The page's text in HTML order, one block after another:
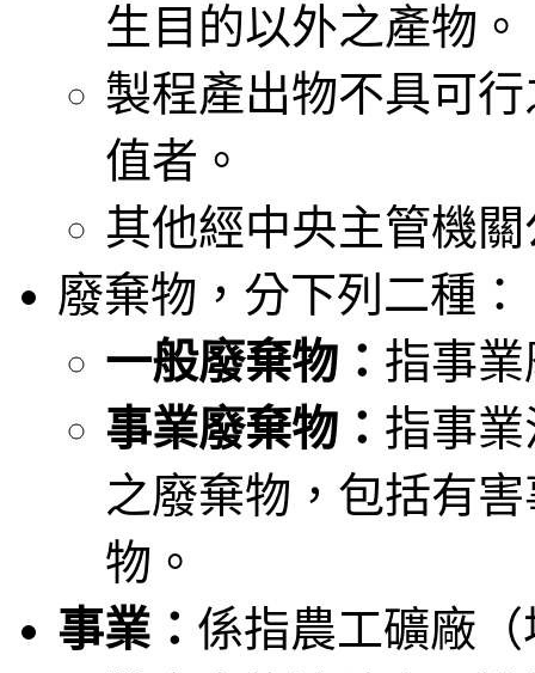
生目的以外之產物。
製程產出物不具可
值者。
其他經中央主管機
廢棄物，分下列二種：
一般廢棄物： 指事
事業廢棄物： 指事
之廢棄物，包括有
物。
事業： 係指農工礦廠